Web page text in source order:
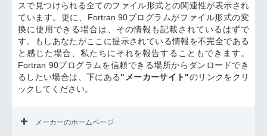
スで見つけられる全てのファイル形式との関連性が表示され
ています。更に、Fortran 90プログラムがファイル形式の変
換に使用できる場合は、その情報も記載されているはずで
す。もしあなたがここに提示されている情報を不完全である
と感じた場合、私たちにそれを報告することもできます。
Fortran 90プログラムを信頼できる場所からダンロードでき
るしたい場合は、下にある"メーカーサイト"のリンクをクリ
ックしてください。
メーカーのホームページ